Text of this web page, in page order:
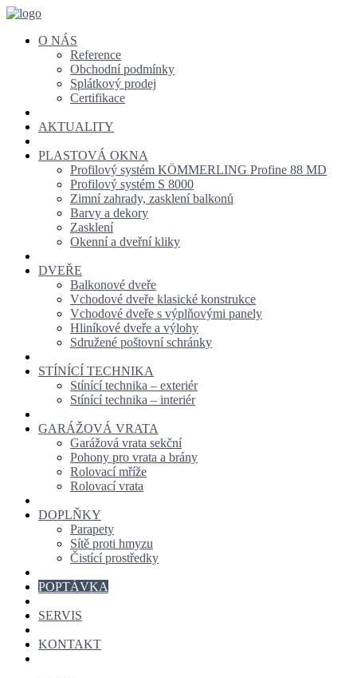
O NÁS
Reference
Obchodní podmínky
Splátkový prodej
Certifikace
AKTUALITY
PLASTOVÁ OKNA
Profilový systém KÖMMERLING Profine 88 MD
Profilový systém S 8000
Zimní zahrady, zasklení balkonů
Barvy a dekory
Zasklení
Okenní a dveřní kliky
DVEŘE
Balkonové dveře
Vchodové dveře klasické konstrukce
Vchodové dveře s výplňovými panely
Hliníkové dveře a výlohy
Sdružené poštovní schránky
STÍNÍCÍ TECHNIKA
Stínící technika – exteriér
Stínící technika – interiér
GARÁŽOVÁ VRATA
Garážová vrata sekční
Pohony pro vrata a brány
Rolovací mříže
Rolovací vrata
DOPLŇKY
Parapety
Sítě proti hmyzu
Čistící prostředky
POPTÁVKA
SERVIS
KONTAKT